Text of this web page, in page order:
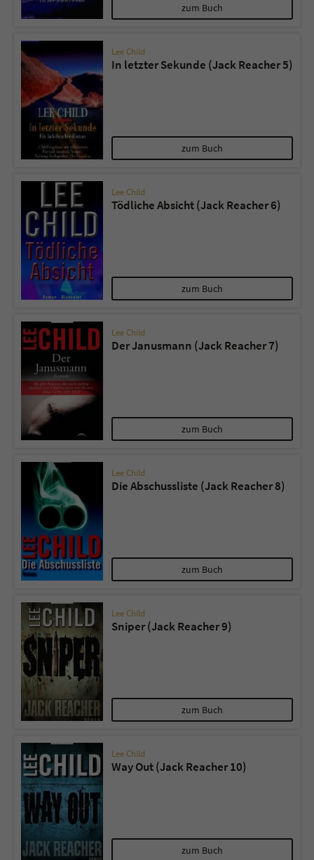
zum Buch
Lee Child
In letzter Sekunde (Jack Reacher 5)
zum Buch
Lee Child
Tödliche Absicht (Jack Reacher 6)
zum Buch
Lee Child
Der Janusmann (Jack Reacher 7)
zum Buch
Lee Child
Die Abschussliste (Jack Reacher 8)
zum Buch
Lee Child
Sniper (Jack Reacher 9)
zum Buch
Lee Child
Way Out (Jack Reacher 10)
zum Buch